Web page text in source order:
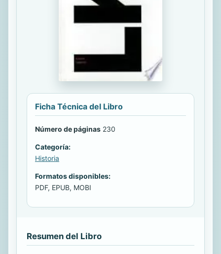
Ficha Técnica del Libro
Número de páginas 230
Categoría:
Historia
Formatos disponibles:
PDF, EPUB, MOBI
Resumen del Libro